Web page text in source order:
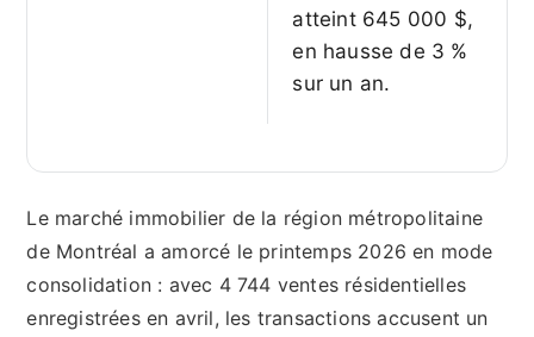
atteint 645 000 $,
en hausse de 3 %
sur un an.
Le marché immobilier de la région métropolitaine
de Montréal a amorcé le printemps 2026 en mode
consolidation : avec 4 744 ventes résidentielles
enregistrées en avril, les transactions accusent un